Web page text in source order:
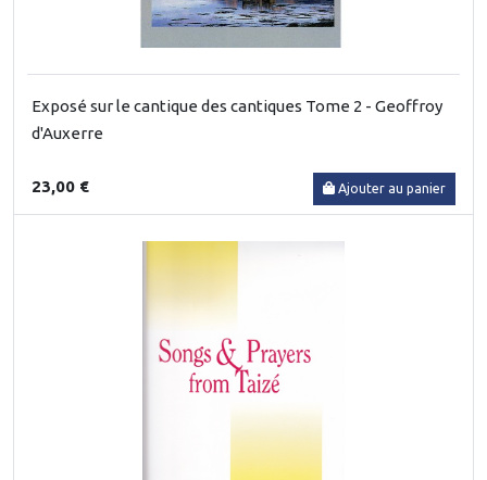
Exposé sur le cantique des cantiques Tome 2 - Geoffroy
d'Auxerre
23,00 € Ajouter au panier